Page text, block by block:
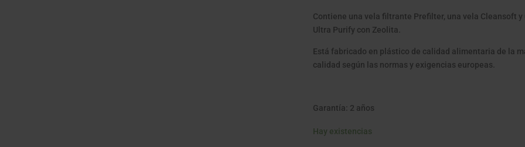
Contiene una vela filtrante Prefilter, una vela Cleansoft y
Ultra Purify con Zeolita.
Está fabricado en plástico de calidad alimentaria de la
calidad según las normas y exigencias europeas.
Garantía: 2 años
Hay existencias